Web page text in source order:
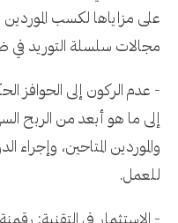
على مزاياها لكسب الموردين
مجالات سلسلة التوريد في
- عدم الركون إلى الحوافز
إلى ما هو أبعد من الربح
والموردين المتاحين، وإجراء
للعمل.